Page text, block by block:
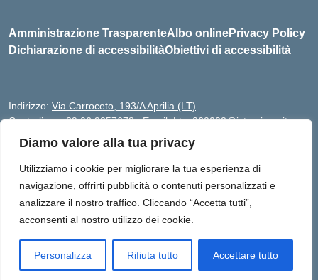
Diamo valore alla tua privacy
Utilizziamo i cookie per migliorare la tua esperienza di
navigazione, offrirti pubblicità o contenuti personalizzati e
analizzare il nostro traffico. Cliccando “Accetta tutti”,
acconsenti al nostro utilizzo dei cookie.
Personalizza Rifiuta tutto Accettare tutto
Amministrazione TrasparenteAlbo onlinePrivacy Policy
Dichiarazione di accessibilitàObiettivi di accessibilità
Indirizzo: Via Carroceto, 193/A Aprilia (LT)
Centralino:+39 06 9257678 Email:Ltps060002@istruzione.it
Posta elettronica certificata (PEC):Ltps060002@pec.istruzione.it
Codice meccanografico:
LTPS060002